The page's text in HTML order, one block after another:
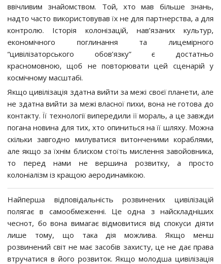
ввічливим знайомством. Той, хто мав більше знань,
надто часто використовував їх не для партнерства, а для
контролю. Історія колонізацій, нав’язаних культур,
економічного поглинання та лицемірного
“цивілізаторського обов’язку” є достатньо
красномовною, щоб не повторювати цей сценарій у
космічному масштабі.
Якщо цивілізація здатна вийти за межі своєї планети, але
не здатна вийти за межі власної пихи, вона не готова до
контакту. Її технології випередили її мораль, а це завжди
погана новина для тих, хто опиниться на її шляху. Можна
скільки завгодно милуватися витонченими кораблями,
але якщо за їхнім блиском стоїть мислення завойовника,
то перед нами не вершина розвитку, а просто
колоніалізм із кращою аеродинамікою.
Найперша відповідальність розвинених цивілізацій
полягає в самообмеженні. Це одна з найскладніших
чеснот, бо вона вимагає відмовитися від спокуси діяти
лише тому, що така дія можлива. Якщо менш
розвинений світ не має засобів захисту, це не дає права
втручатися в його розвиток. Якщо молодша цивілізація